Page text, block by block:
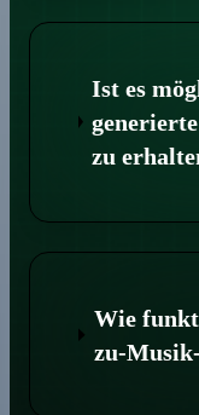
Ist es
zu
Wie
zu-